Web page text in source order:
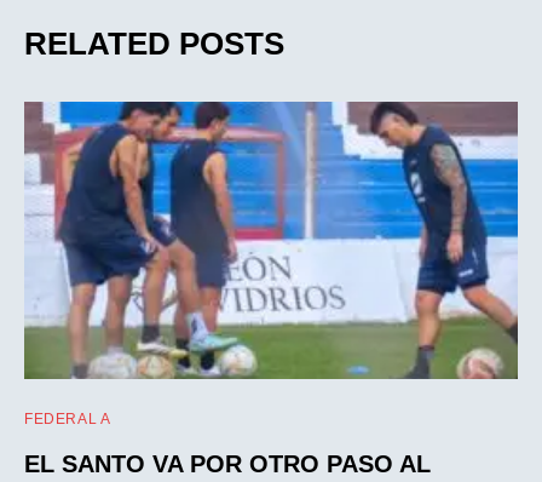
RELATED POSTS
FEDERAL A
EL SANTO VA POR OTRO PASO AL